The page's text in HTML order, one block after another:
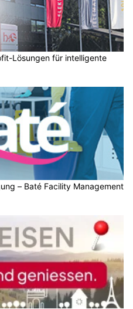
Lösungen für intelligente
– Baté Facility Management